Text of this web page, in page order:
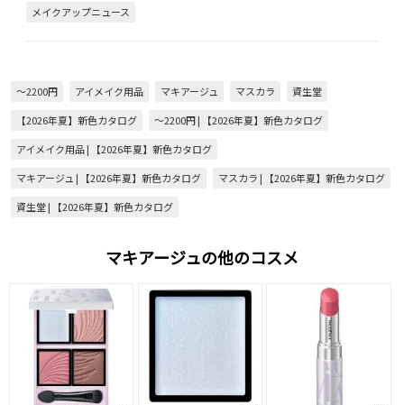
メイクアップニュース
～2200円 アイメイク用品 マキアージュ マスカラ
資生堂
【2026年夏】新色カタログ
～2200円 | 【2026年夏】新色カタログ
アイメイク用品 | 【2026年夏】新色カタログ
マキアージュ | 【2026年夏】新色カタログ
マスカラ | 【2026年夏】新色カタログ
資生堂 | 【2026年夏】新色カタログ
マキアージュの他のコスメ